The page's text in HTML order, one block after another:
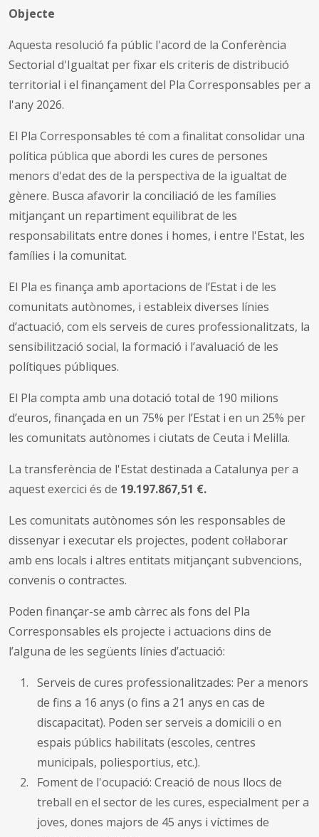
Objecte
Aquesta resolució fa públic l'acord de la Conferència
Sectorial d'Igualtat per fixar els criteris de distribució
territorial i el finançament del Pla Corresponsables per a
l'any 2026.
El Pla Corresponsables té com a finalitat consolidar una
política pública que abordi les cures de persones
menors d'edat des de la perspectiva de la igualtat de
gènere. Busca afavorir la conciliació de les famílies
mitjançant un repartiment equilibrat de les
responsabilitats entre dones i homes, i entre l'Estat, les
famílies i la comunitat.
El Pla es finança amb aportacions de l’Estat i de les
comunitats autònomes, i estableix diverses línies
d’actuació, com els serveis de cures professionalitzats, la
sensibilització social, la formació i l’avaluació de les
polítiques públiques.
El Pla compta amb una dotació total de 190 milions
d’euros, finançada en un 75% per l’Estat i en un 25% per
les comunitats autònomes i ciutats de Ceuta i Melilla.
La transferència de l'Estat destinada a Catalunya per a
aquest exercici és de 19.197.867,51 €.
Les comunitats autònomes són les responsables de
dissenyar i executar els projectes, podent col·laborar
amb ens locals i altres entitats mitjançant subvencions,
convenis o contractes.
Poden finançar-se amb càrrec als fons del Pla
Corresponsables els projecte i actuacions dins de
l’alguna de les següents línies d’actuació:
Serveis de cures professionalitzades: Per a menors
de fins a 16 anys (o fins a 21 anys en cas de
discapacitat). Poden ser serveis a domicili o en
espais públics habilitats (escoles, centres
municipals, poliesportius, etc.).
Foment de l'ocupació: Creació de nous llocs de
treball en el sector de les cures, especialment per a
joves, dones majors de 45 anys i víctimes de